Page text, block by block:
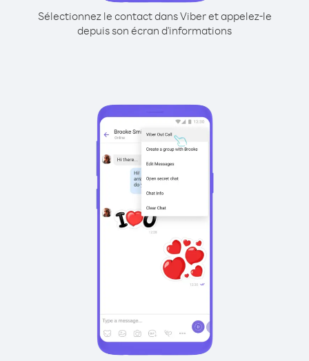
Sélectionnez le contact dans Viber et appelez-le
depuis son écran d'informations